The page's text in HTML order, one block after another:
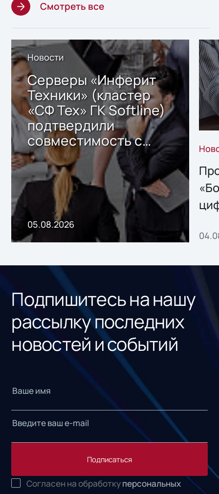
Смотреть все
Новости
Серверы «Инферит
Техники» (кластер
«СФ Тех» ГК Softline)
подтвердили
совместимость с
решением Sharx
Storage 2.x для
хранения данных
05.08.2026
Подпишитесь на нашу
рассылку последних
новостей и событий
Подписаться
Согласен на обработкуперсональных